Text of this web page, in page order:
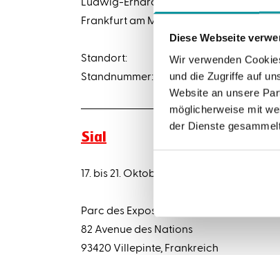
Diese Webseite
Wir verwenden
und die Zugriffe auf
Website an unsere
möglicherweise mit
der Dienste
Frankfurt am Main, Deutschland
Standort:
Standnummer:
Sial
17. bis 21. Oktober 2026, Paris
Parc des Expositions de Paris-Nord
82 Avenue des Nations
93420 Villepinte, Frankreich